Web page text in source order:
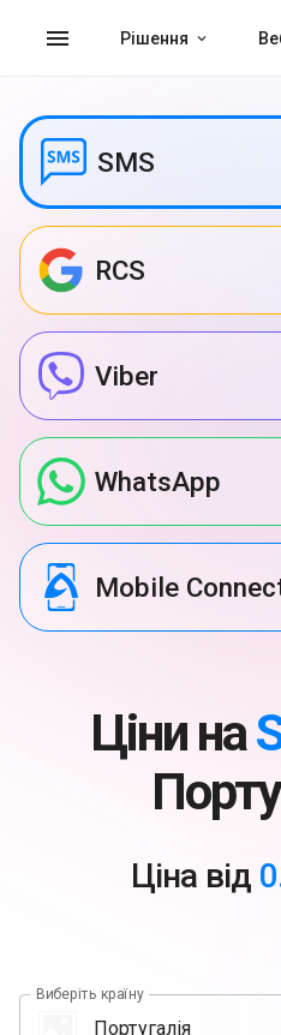
menu Рішення
SMS
RCS
Viber
WhatsApp
Mobile
Ціни на
Ціна від
Виберіть країну